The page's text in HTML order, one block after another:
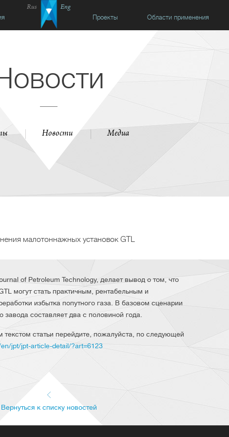
Rus
Eng
Проекты Области применения
Новости Медиа
малотоннажных установок GTL
of Petroleum Technology, делает вывод о том, что
могут стать практичным, рентабельным и
избытка попутного газа. В базовом сценарии
завода составляет два с половиной года.
статьи перейдите, пожалуйста, по следующей
jpt/jpt-article-detail/?art=6123
Вернуться к списку новостей